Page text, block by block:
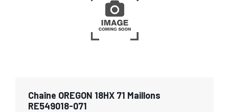
Chaîne OREGON 18HX 71 Maillons
RE549018-071